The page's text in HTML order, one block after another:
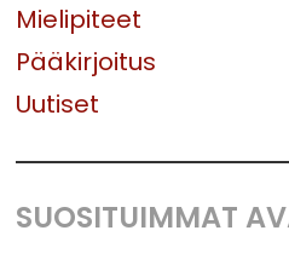
Mielipiteet
Pääkirjoitus
Uutiset
SUOSITUIMMAT